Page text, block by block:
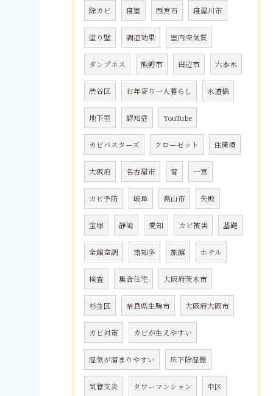
除カビ 寝室 西宮市 寝屋川市
塗り壁 調湿効果 室内空気質
ダンプネス 熊野市 田辺市 六本木
渋谷区 お年寄り一人暮らし 水道橋
地下室 認知症 YouTube
カビバスターズ クローゼット 住環境
大阪府 名古屋市 雪 一宮
カビ予防 岐阜 高山市 失敗
宝塚 静岡 愛知 カビ被害 基礎
全館空調 南知多 旅館 ホテル
検査 集合住宅 大阪府茨木市
杉並区 奈良県生駒市 大阪府大阪市
カビ対策 カビが生えやすい
湿気が溜まりやすい 床下除湿器
気管支炎 タワーマンション 中区